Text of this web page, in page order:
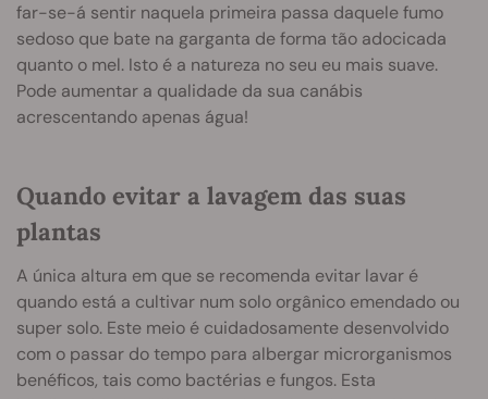
far-se-á sentir naquela primeira passa daquele fumo
sedoso que bate na garganta de forma tão adocicada
quanto o mel. Isto é a natureza no seu eu mais suave.
Pode aumentar a qualidade da sua canábis
acrescentando apenas água!
Quando evitar a lavagem das suas
plantas
A única altura em que se recomenda evitar lavar é
quando está a cultivar num solo orgânico emendado ou
super solo. Este meio é cuidadosamente desenvolvido
com o passar do tempo para albergar microrganismos
benéficos, tais como bactérias e fungos. Esta